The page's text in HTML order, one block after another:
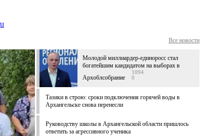
Все новости
Молодой миллиардер-единоросс стал
богатейшим кандидатом на выборах в
Архоблсобрание
1094
0
Тазики в строю: сроки подключения горячей воды в
Архангельске снова перенесли
Руководству школы в Архангельской области пришлось
ответить за агрессивного ученика